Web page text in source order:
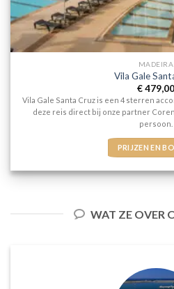
MADEIRA
Vila Gale
€479,00
Vila Gale Santa Cruz is een 4 sterren
deze reis direct bij onze partner
persoon.
PRIJZEN EN
WAT ZE OVER